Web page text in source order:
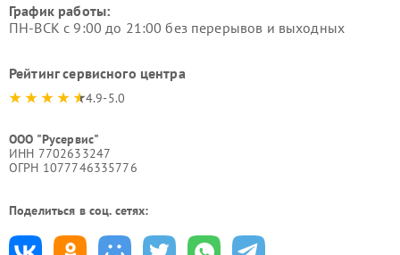
График работы:
ПН-ВСК с 9:00 до 21:00 без перерывов и выходных
Рейтинг сервисного центра
4.9-5.0
ООО "Русервис"
ИНН 7702633247
ОГРН 1077746335776
Поделиться в соц. сетях: